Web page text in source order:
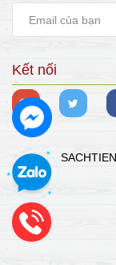
Kết nối